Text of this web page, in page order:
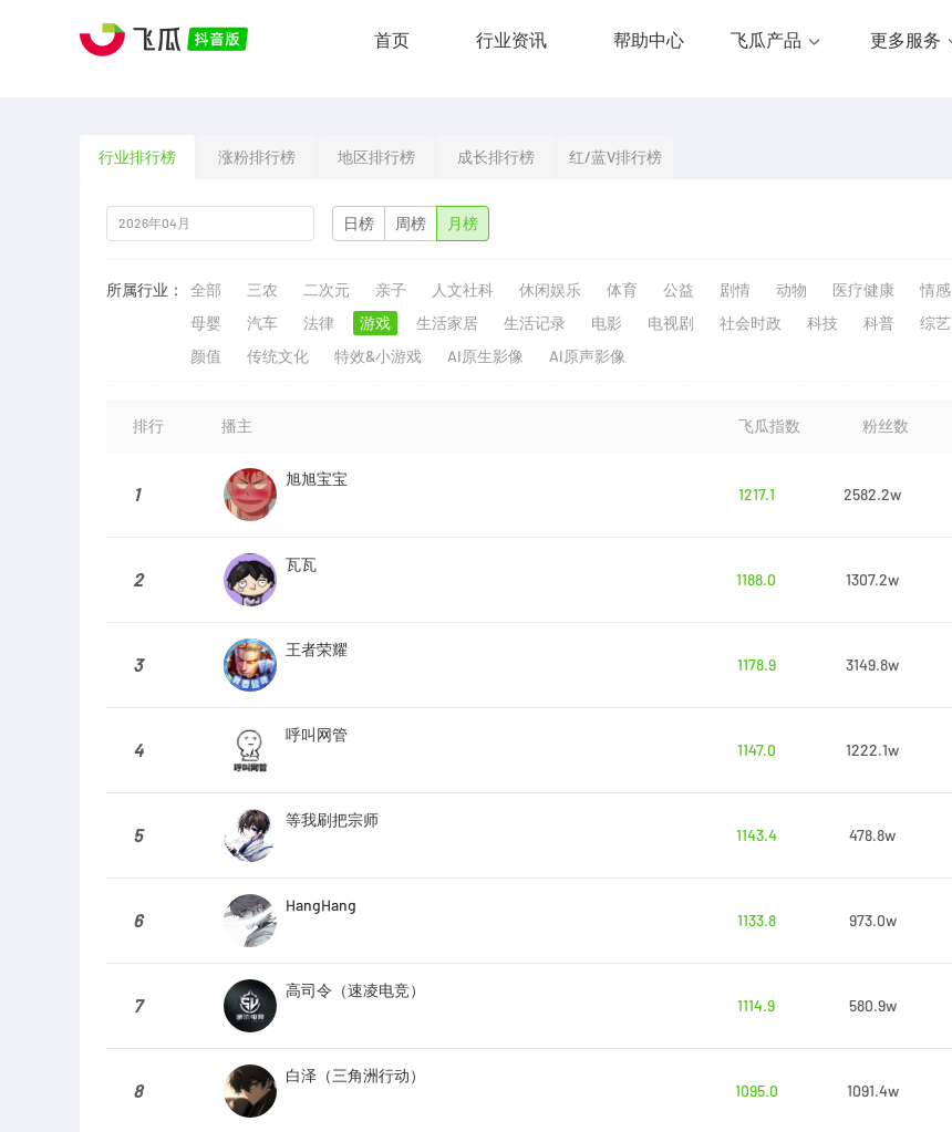
首页 行业资讯 帮助中心 飞瓜产品 更多服务
行业排行榜 涨粉排行榜 地区排行榜 成长排行榜 红/蓝V排行榜
日榜 周榜 月榜
所属行业： 全部 三农 二次元 亲子 人文社科 休闲娱乐 体育 公益 剧情 动物 医疗健康 情感
母婴
汽车 法律 游戏 生活家居 生活记录 电影 电视剧 社会时政 科技 科普 综艺
颜值
传统文化 特效&小游戏 AI原生影像 AI原声影像
排行 播主 飞瓜指数 粉丝数
1
旭旭宝宝
1217.1
2582.2w
2
瓦瓦
1188.0
1307.2w
3
王者荣耀
1178.9
3149.8w
4
呼叫网管
1147.0
1222.1w
5
等我刷把宗师
1143.4
478.8w
6
HangHang
1133.8
973.0w
7
高司令（速凌电竞）
1114.9
580.9w
8
白泽（三角洲行动）
1095.0
1091.4w